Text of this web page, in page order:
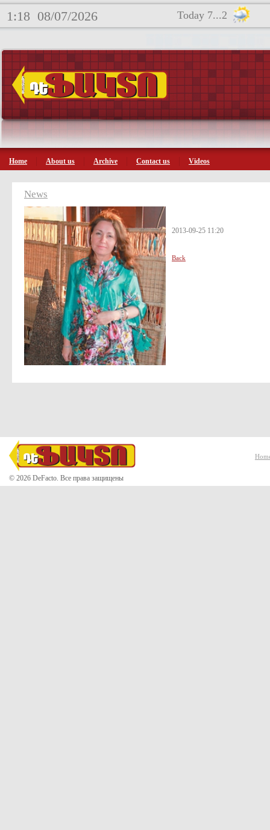
1:18 08/07/2026 Today 7...2
Home About us Archive Contact us Videos
News
2013-09-25 11:20
Back
© 2026 DeFacto. Все права защищены